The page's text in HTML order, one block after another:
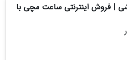
| فروش اینترنتی ساعت مچی با